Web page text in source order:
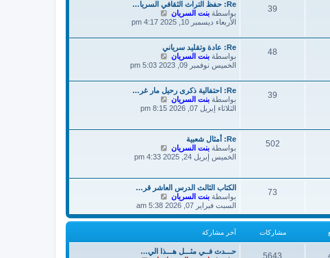
ك
ر
ش
ر
39
Re: حفظ التراث الثقافي السريا…
بواسطة بنت السريان
ا
د
ر
ش
ا
ك
الأربعاء ديسمبر 10, 2025 4:17 pm
48
Re: عادة وتقليد سرياني
بواسطة بنت السريان
ا
د
آ
ر
ك
ة
الخميس نوفمبر 09, 2023 5:03 pm
39
Re: احتفالية ذكرى رحيل مار غر…
بواسطة بنت السريان
ا
م
ا
ر
ة
الثلاثاء إبريل 07, 2026 8:15 pm
502
Re: أمثال شعبية
بواسطة بنت السريان
ا
خ
م
ش
ك
ة
الخميس إبريل 24, 2025 4:33 pm
73
الكتاب الثالث الدرس العاشر قر…
بواسطة بنت السريان
ا
ه
د
ر
السبت فبراير 07, 2026 5:38 am
مشاركات آخر مشاركة
5643
حـــدث فــي مثـــل هـــذا الي…